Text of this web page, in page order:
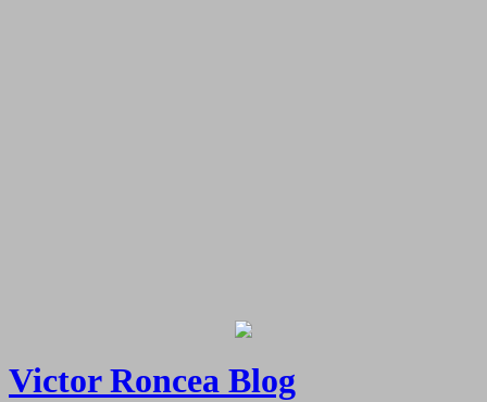
Victor Roncea Blog